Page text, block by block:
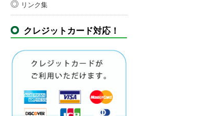
リンク集
クレジットカード対応！